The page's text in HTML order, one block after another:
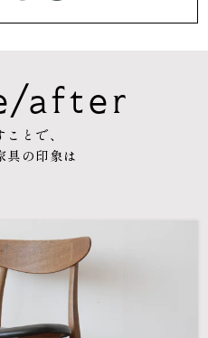
after
とで、
具の印象は